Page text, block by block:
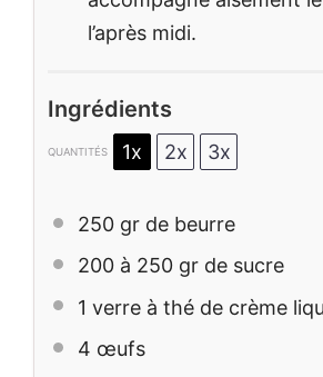
l’après midi.
Ingrédients
QUANTITÉS 1x 2x 3x
250 gr de beurre
200 à 250 gr de sucre
1 verre à thé de crème
4 œufs